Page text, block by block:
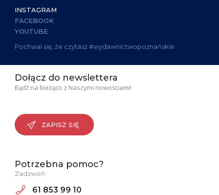
INSTAGRAM
FACEBOOK
YOUTUBE
Pochwal się, że czytasz #wydawnictwopoznańskie
Dołącz do newslettera
Bądź na bieżąco z Naszymi nowościami!
ZAPISZ SIĘ
Potrzebna pomoc?
Zadzwoń:
61 853 99 10